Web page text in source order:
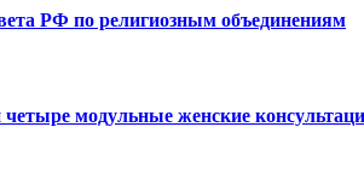
РФ по религиозным объединениям
модульные женские